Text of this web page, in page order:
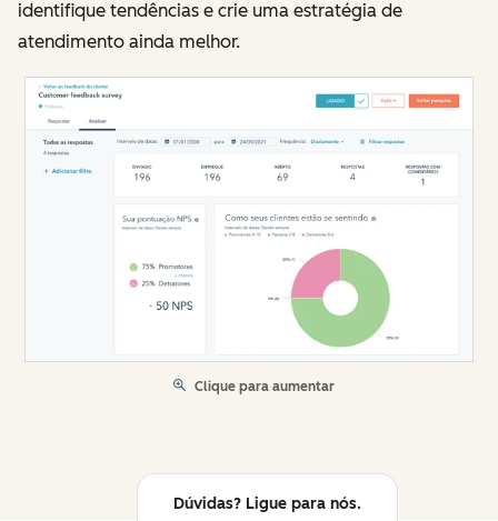
identifique tendências e crie uma estratégia de
atendimento ainda melhor.
Clique para aumentar
Dúvidas? Ligue para nós.